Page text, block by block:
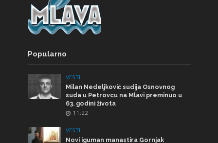
Popularno
VESTI
Milan Nedeljković sudija Osnovnog
suda u Petrovcu na Mlavi preminuo u
63. godini života
11:22
VESTI
Novi iguman manastira Gornjak